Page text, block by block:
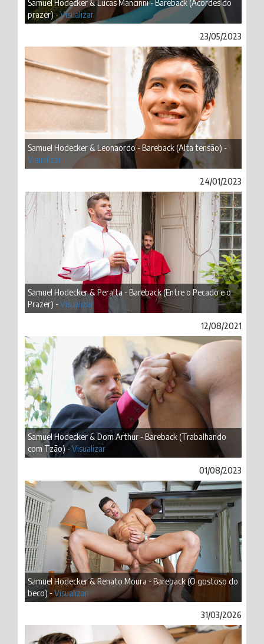
Samuel Hodecker & Lucas Mancinni - Bareback (Acordes do
prazer) -Visualizar
23/05/2023
Samuel Hodecker & Leonaordo - Bareback (Alta tensão) -
Visualizar
24/01/2023
Samuel Hodecker & Peralta - Bareback (Entre o Pecado e o
Prazer) -Visualizar
12/08/2021
Samuel Hodecker & Dom Arthur - Bareback (Trabalhando
com Tzão) -Visualizar
01/08/2023
Samuel Hodecker & Renato Moura - Bareback (O gostoso do
beco) -Visualizar
31/03/2026